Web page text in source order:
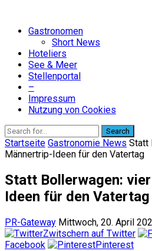
Gastronomen
Short News
Hoteliers
See & Meer
Stellenportal
–
Impressum
Nutzung von Cookies
Search
Startseite Gastronomie News Statt
Männertrip-Ideen für den Vatertag
Statt Bollerwagen:
Ideen für den Vatertag
PR-Gateway Mittwoch, 20. April
Zwitschern auf Twitter
Facebook
Pinterest